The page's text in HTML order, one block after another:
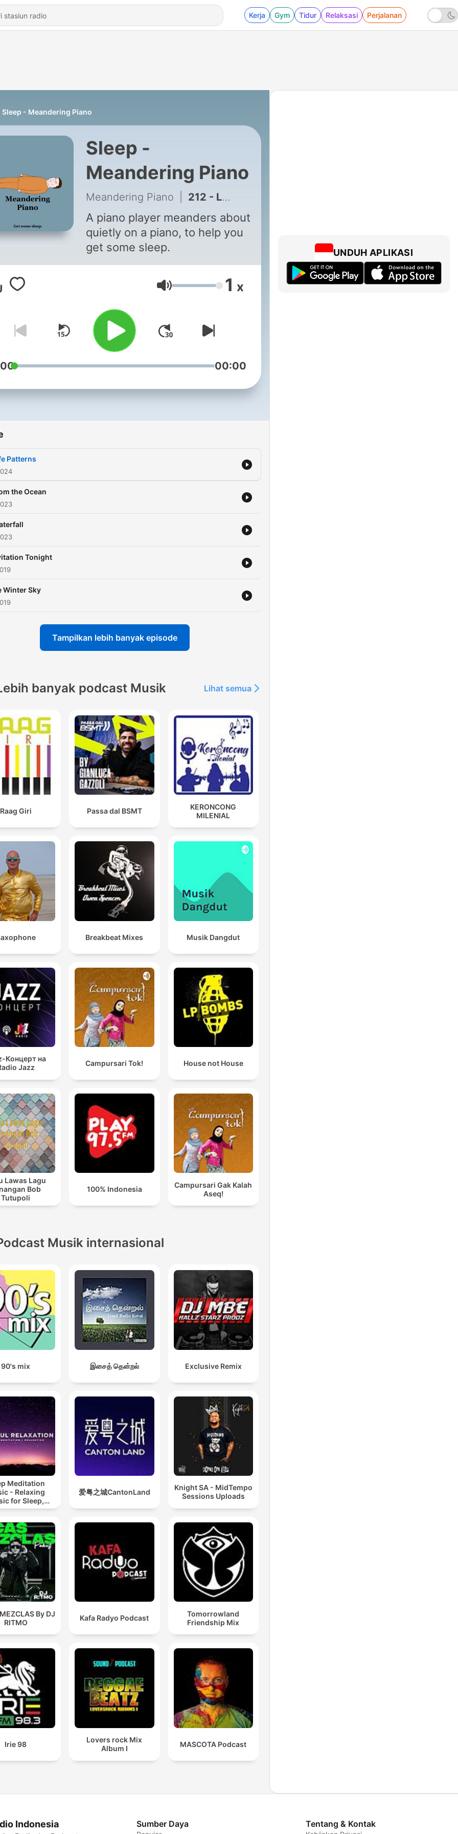
Kerja Gym Tidur Relaksasi Perjalanan
Sleep - Meandering Piano
Sleep -
Meandering Piano
Meandering Piano 212 - Life Patterns
A piano player meanders about
quietly on a piano, to help you
get some sleep.
Volume 1 x
00:00
Patterns
the Ocean
Tonight
Winter Sky
Tampilkan lebih banyak episode
banyak podcast Musik Lihat semua
Raag Giri Passa dal BSMT
KERONCONG
MILENIAL
Breakbeat Mixes Musik Dangdut
Концерт на
Jazz
Campursari Tok! House not House
Lawas Lagu
Bob
Tutupoli
100% Indonesia
Campursari Gak Kalah
Aseq!
Musik internasional
90's mix இசைத் தென்றல் Exclusive Remix
Meditation
- Relaxing
for Sleep,
&
爱粤之城CantonLand
Knight SA - MidTempo
Sessions Uploads
By DJ
RITMO
Kafa Radyo Podcast
Tomorrowland
Friendship Mix
Irie 98
Lovers rock Mix
Album I
MASCOTA Podcast
UNDUH APLIKASI
Indonesia Sumber Daya Tentang & Kontak